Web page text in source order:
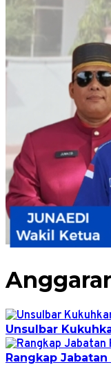
Unsulbar
Rangkap